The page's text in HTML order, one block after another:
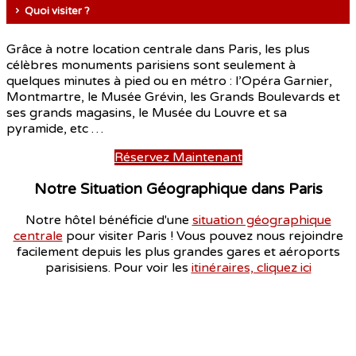
Quoi visiter ?
Grâce à notre location centrale dans Paris, les plus
célèbres monuments parisiens sont seulement à
quelques minutes à pied ou en métro : l’Opéra Garnier,
Montmartre, le Musée Grévin, les Grands Boulevards et
ses grands magasins, le Musée du Louvre et sa
pyramide, etc …
Réservez Maintenant
Notre Situation Géographique dans Paris
Notre hôtel bénéficie d'une situation géographique
centrale pour visiter Paris ! Vous pouvez nous rejoindre
facilement depuis les plus grandes gares et aéroports
parisisiens. Pour voir les itinéraires, cliquez ici